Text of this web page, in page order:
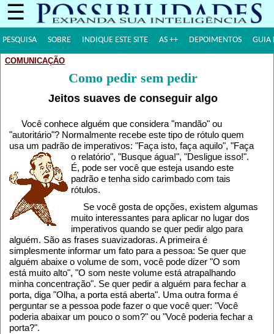
☰
PESQUISA SOBRE INDIQUE ESTE SITE AS ++ DEPOIMENTOS GUIA
COMUNICAÇÃO
Como pedir sem pedir
Jeitos suaves de conseguir algo
Você conhece alguém que considera "mandão" ou
"autoritário"? Normalmente recebe este tipo de rótulo quem
usa um padrão de imperativos: "Faça isto, faça aquilo", "Faça
o relatório", "Busque água!", "Desligue isso!".
É, pode ser você que esteja usando este
padrão e tenha sido carimbado com tais
rótulos.
Se você gosta de opções, existem algumas
muito interessantes para aplicar no lugar dos
imperativos quando se quer pedir algo para
alguém. São as frases suavizadoras. A primeira é
simplesmente informar um fato para a pessoa: Se quer que
alguém abaixe o volume de som, você pode dizer "O som
está muito alto", "O som neste volume está atrapalhando
minha concentração". Se quer pedir a alguém para fechar a
porta, diga "Olha, a porta está aberta". Uma outra forma é
perguntar se a pessoa pode fazer o que você quer: "Você
poderia abaixar um pouco o som?" ou "Você poderia fechar a
porta?".